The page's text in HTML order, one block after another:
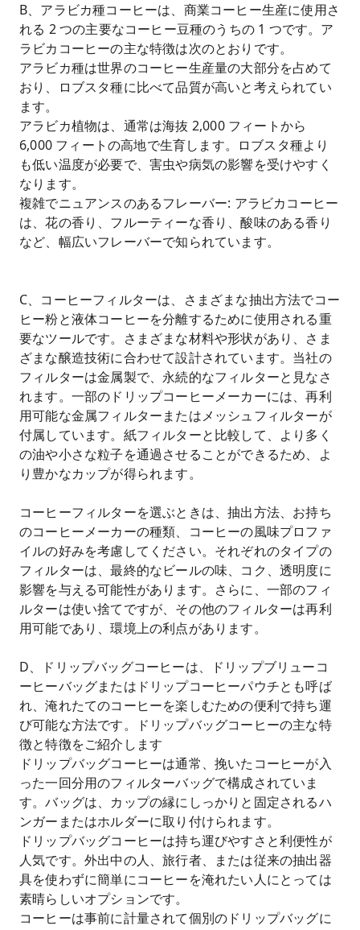
B、アラビカ種コーヒーは、商業コーヒー生産に使用さ
れる 2 つの主要なコーヒー豆種のうちの 1 つです。ア
ラビカコーヒーの主な特徴は次のとおりです。
アラビカ種は世界のコーヒー生産量の大部分を占めて
おり、ロブスタ種に比べて品質が高いと考えられてい
ます。
アラビカ植物は、通常は海抜 2,000 フィートから
6,000 フィートの高地で生育します。ロブスタ種より
も低い温度が必要で、害虫や病気の影響を受けやすく
なります。
複雑でニュアンスのあるフレーバー: アラビカコーヒー
は、花の香り、フルーティーな香り、酸味のある香り
など、幅広いフレーバーで知られています。
C、コーヒーフィルターは、さまざまな抽出方法でコー
ヒー粉と液体コーヒーを分離するために使用される重
要なツールです。さまざまな材料や形状があり、さま
ざまな醸造技術に合わせて設計されています。当社の
フィルターは金属製で、永続的なフィルターと見なさ
れます。一部のドリップコーヒーメーカーには、再利
用可能な金属フィルターまたはメッシュフィルターが
付属しています。紙フィルターと比較して、より多く
の油や小さな粒子を通過させることができるため、よ
り豊かなカップが得られます。
コーヒーフィルターを選ぶときは、抽出方法、お持ち
のコーヒーメーカーの種類、コーヒーの風味プロファ
イルの好みを考慮してください。それぞれのタイプの
フィルターは、最終的なビールの味、コク、透明度に
影響を与える可能性があります。さらに、一部のフィ
ルターは使い捨てですが、その他のフィルターは再利
用可能であり、環境上の利点があります。
D、ドリップバッグコーヒーは、ドリップブリューコ
ーヒーバッグまたはドリップコーヒーパウチとも呼ば
れ、淹れたてのコーヒーを楽しむための便利で持ち運
び可能な方法です。ドリップバッグコーヒーの主な特
徴と特徴をご紹介します
ドリップバッグコーヒーは通常、挽いたコーヒーが入
った一回分用のフィルターバッグで構成されていま
す。バッグは、カップの縁にしっかりと固定されるハ
ンガーまたはホルダーに取り付けられます。
ドリップバッグコーヒーは持ち運びやすさと利便性が
人気です。外出中の人、旅行者、または従来の抽出器
具を使わずに簡単にコーヒーを淹れたい人にとっては
素晴らしいオプションです。
コーヒーは事前に計量されて個別のドリップバッグに